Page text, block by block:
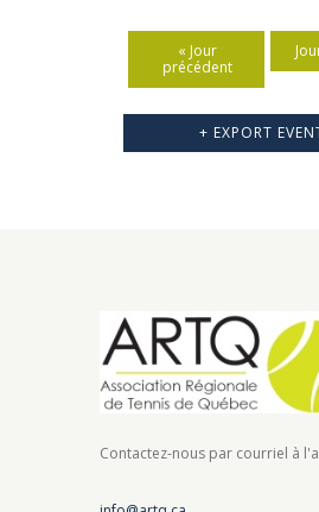
i
g
a
n
« Jour
précédent
+ EXPORT
Contactez-nous par courriel à